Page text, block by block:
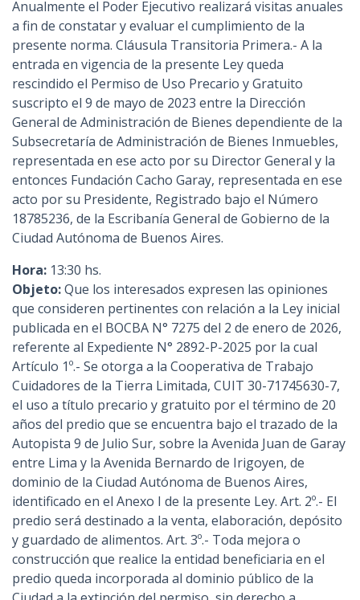
Anualmente el Poder Ejecutivo realizará visitas anuales
a fin de constatar y evaluar el cumplimiento de la
presente norma. Cláusula Transitoria Primera.- A la
entrada en vigencia de la presente Ley queda
rescindido el Permiso de Uso Precario y Gratuito
suscripto el 9 de mayo de 2023 entre la Dirección
General de Administración de Bienes dependiente de la
Subsecretaría de Administración de Bienes Inmuebles,
representada en ese acto por su Director General y la
entonces Fundación Cacho Garay, representada en ese
acto por su Presidente, Registrado bajo el Número
18785236, de la Escribanía General de Gobierno de la
Ciudad Autónoma de Buenos Aires.
Hora: 13:30 hs.
Objeto:Que los interesados expresen las opiniones
que consideren pertinentes con relación a la Ley inicial
publicada en el BOCBA N° 7275 del 2 de enero de 2026,
referente al Expediente N° 2892-P-2025 por la cual
Artículo 1º.- Se otorga a la Cooperativa de Trabajo
Cuidadores de la Tierra Limitada, CUIT 30-71745630-7,
el uso a título precario y gratuito por el término de 20
años del predio que se encuentra bajo el trazado de la
Autopista 9 de Julio Sur, sobre la Avenida Juan de Garay
entre Lima y la Avenida Bernardo de Irigoyen, de
dominio de la Ciudad Autónoma de Buenos Aires,
identificado en el Anexo I de la presente Ley. Art. 2º.- El
predio será destinado a la venta, elaboración, depósito
y guardado de alimentos. Art. 3º.- Toda mejora o
construcción que realice la entidad beneficiaria en el
predio queda incorporada al dominio público de la